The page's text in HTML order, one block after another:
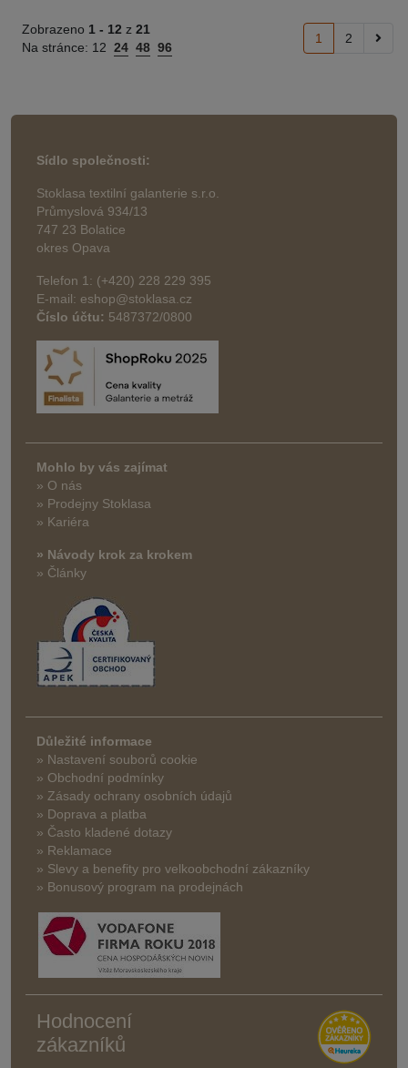
Zobrazeno 1 - 12 z 21
Na stránce: 12 24 48 96
1 2
Sídlo společnosti:
Stoklasa textilní galanterie s.r.o.
Průmyslová 934/13
747 23 Bolatice
okres Opava
Telefon 1: (+420) 228 229 395
E-mail: eshop@stoklasa.cz
Číslo účtu: 5487372/0800
Mohlo by vás zajímat
» O nás
» Prodejny Stoklasa
» Kariéra
» Návody krok za krokem
» Články
Důležité informace
» Nastavení souborů cookie
» Obchodní podmínky
» Zásady ochrany osobních údajů
» Doprava a platba
» Často kladené dotazy
» Reklamace
» Slevy a benefity pro velkoobchodní zákazníky
» Bonusový program na prodejnách
Hodnocení
zákazníků